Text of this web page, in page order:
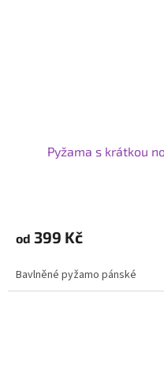
Pyžama s krátkou
od 399 Kč
Bavlněné pyžamo pánské